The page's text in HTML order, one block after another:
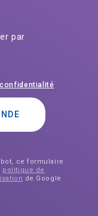
par
ce formulaire
politique de
de Google